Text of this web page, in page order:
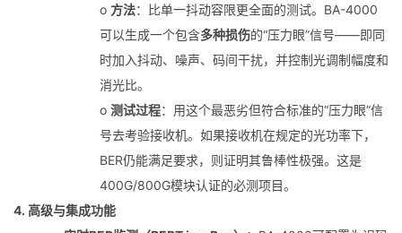
o 方法：比单一抖动容限更全面的测试。BA-4000
可以生成一个包含多种损伤的“压力眼”信号——即同
时加入抖动、噪声、码间干扰，并控制光调制幅度和
消光比。
o 测试过程：用这个最恶劣但符合标准的“压力眼”信
号去考验接收机。如果接收机在规定的光功率下，
BER仍能满足要求，则证明其鲁棒性极强。这是
400G/800G模块认证的必测项目。
4. 高级与集成功能